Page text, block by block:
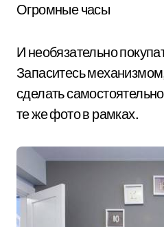
Огромные часы
И необязательно
Запаситесь
сделать
те же фото в рамках.